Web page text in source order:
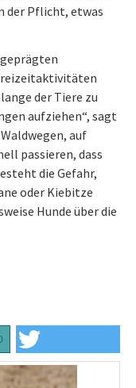
der Pflicht, etwas
der Tiere zu
aufziehen“, sagt
auf
passieren, dass
die Gefahr,
oder Kiebitze
Hunde über die